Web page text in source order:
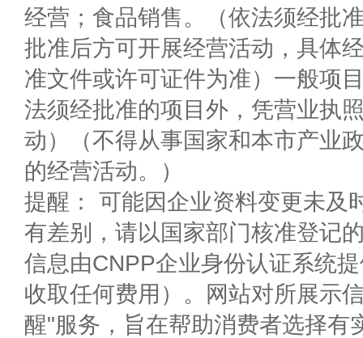
经营；食品销售。（依法须经批
批准后方可开展经营活动，具体
准文件或许可证件为准）一般项
法须经批准的项目外，凭营业执
动）（不得从事国家和本市产业
的经营活动。）
提醒： 可能因企业资料变更未及
有差别，请以国家部门核准登记
信息由CNPP企业身份认证系统
收取任何费用）。网站对所展示
醒"服务，旨在帮助消费者选择有